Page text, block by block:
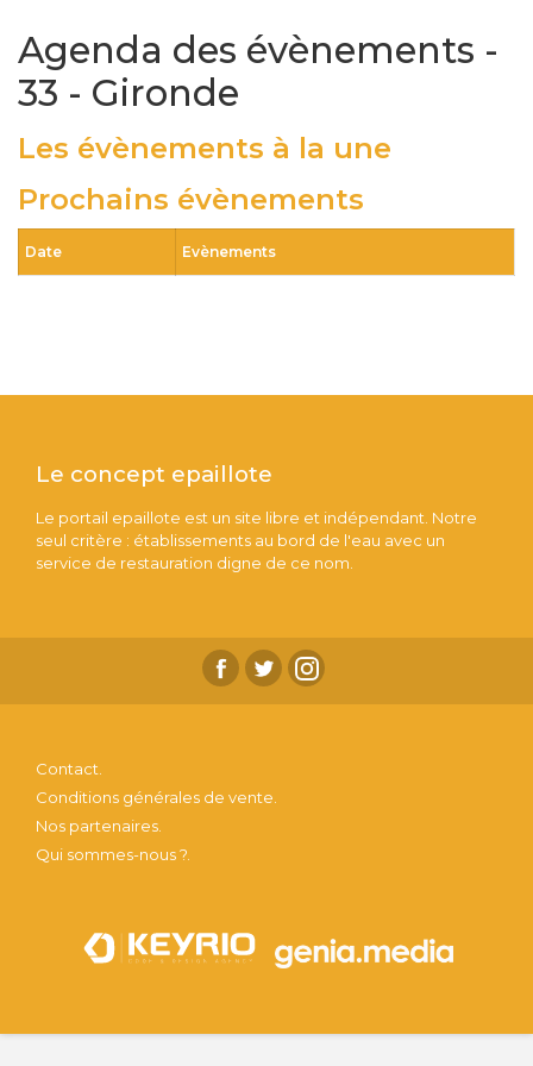
Agenda des évènements -
33 - Gironde
Les évènements à la une
Prochains évènements
Date Evènements
Le concept epaillote
Le portail epaillote est un site libre et indépendant. Notre
seul critère : établissements au bord de l'eau avec un
service de restauration digne de ce nom.
Contact.
Conditions générales de vente.
Nos partenaires.
Qui sommes-nous ?.